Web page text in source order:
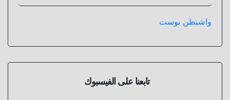
واشنطن بوست
تابعنا على الفيسبوك